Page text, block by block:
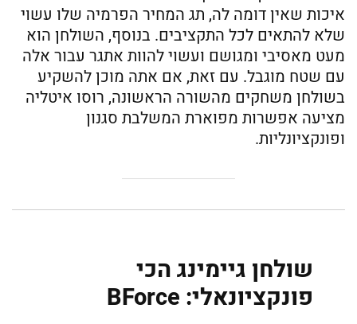
איכות שאין דומה לה, תג המחיר הפרמיה שלו עשוי
שלא להתאים לכל התקציבים. בנוסף, השולחן הוא
מעט מאסיבי ומגושם ועשוי להוות אתגר עבור אלה
עם שטח מוגבל. עם זאת, אם אתה מוכן להשקיע
בשולחן משחקים מהשורה הראשונה, רוסו איטליה
מציעה אפשרות מפוארת המשלבת סגנון
ופונקציונליות.
שולחן גיימינג הכי
פונקציונאלי: BForce